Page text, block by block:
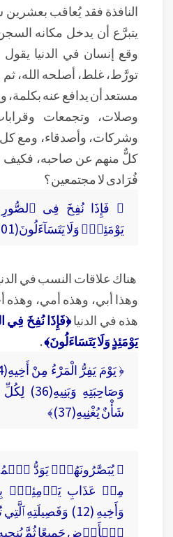
النافذة فقد يُعاقب
يتبرَّع أن يدخل مكانه
وقع إنسان في الدنيا
تورَّط، غلط، أصلحه الله، ثم
مستعد أن يدافع عنه بكلمة،
وصلات، وتجمعات
وشركات، وأصدقاء، ومع
كلٌّ منهم عن صاحبه، فكيف
فُرَادى لا مجتمعين؟
﴿ فَإِذَا نُفِخَ فِى ٱلصُّورِ
يَوْمَئِذٍۢ وَلَا يَتَسَآءَلُونَ(101)﴾
هناك علاقات النسب في
وهذا أبي، وهذه أمي، وهذه
هذه في الدنيا﴿فَإِذَا نُفِخَ فِي
يَوْمَئِذٍ وَلَا يَتَسَاءَلُونَ﴾.
وَصَاحِبَتِهِ
شَأْنٌ يُغْنِيهِ(37)﴾
﴿ يُبَصَّرُونَهُمۡۚ يَوَدُّ
ٱلۡأَرۡضِ جَمِيعًا ثُمَّ يُنجِيهِ